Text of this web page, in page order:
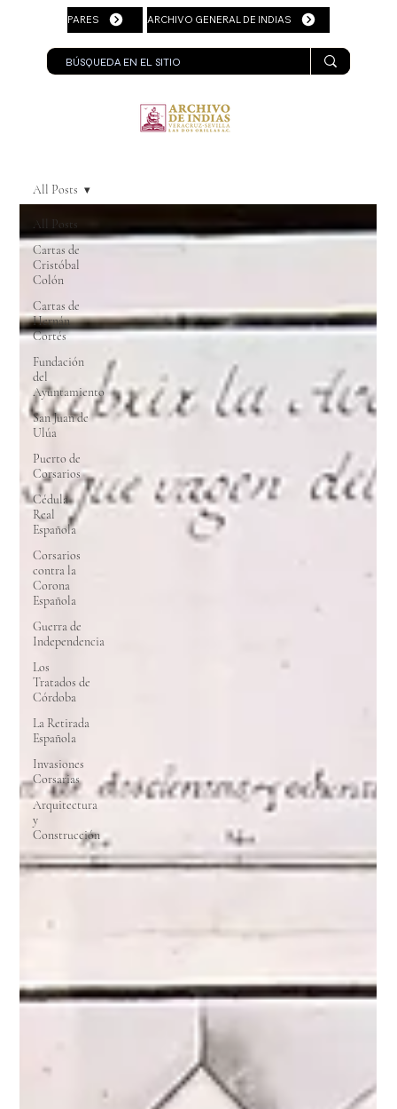
PARES ARCHIVO GENERAL DE INDIAS
All Posts
Cartas de
Cristóbal
Colón
Cartas de
Hernán
Cortés
Fundación
del
Ayuntamiento
San Juan de
Ulúa
Puerto de
Corsarios
Cédula
Real
Española
Corsarios
contra la
Corona
Española
Guerra de
Independencia
Los
Tratados de
Córdoba
La Retirada
Española
Invasiones
Corsarias
Arquitectura
y
Construcción
All Posts